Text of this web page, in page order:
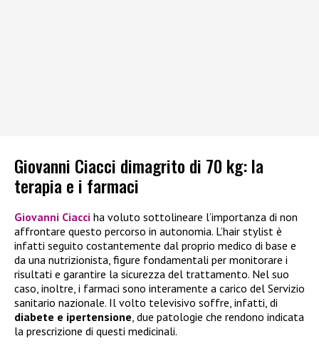
Giovanni Ciacci dimagrito di 70 kg: la
terapia e i farmaci
Giovanni Ciacci ha voluto sottolineare l’importanza di non
affrontare questo percorso in autonomia. L’hair stylist è
infatti seguito costantemente dal proprio medico di base e
da una nutrizionista, figure fondamentali per monitorare i
risultati e garantire la sicurezza del trattamento. Nel suo
caso, inoltre, i farmaci sono interamente a carico del Servizio
sanitario nazionale. Il volto televisivo soffre, infatti, di
diabete e ipertensione , due patologie che rendono indicata
la prescrizione di questi medicinali.